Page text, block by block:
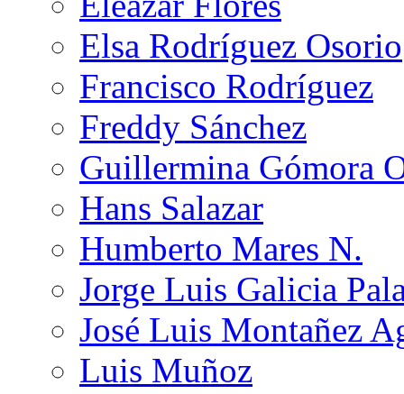
Elsa Rodríguez Osorio
Francisco Rodríguez
Freddy Sánchez
Guillermina Gómora
Hans Salazar
Humberto Mares N.
Jorge Luis Galicia
José Luis Montañez
Luis Muñoz